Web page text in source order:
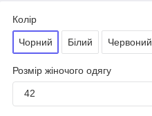
Колір
Чорний Білий Червоний
Розмір жіночого одягу
42